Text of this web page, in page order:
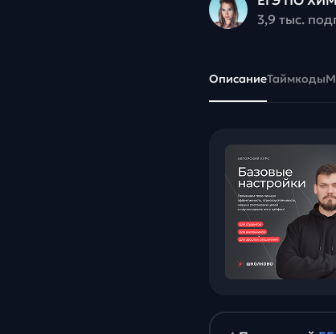
3,9 тыс.
ОписаниеТаймкоды